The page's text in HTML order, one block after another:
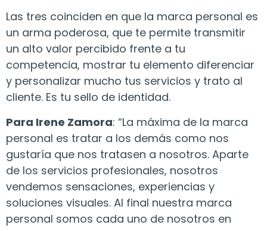
Las tres coinciden en que la marca personal es
un arma poderosa, que te permite transmitir
un alto valor percibido frente a tu
competencia, mostrar tu elemento diferenciar
y personalizar mucho tus servicios y trato al
cliente. Es tu sello de identidad.
Para Irene Zamora: “La máxima de la marca
personal es tratar a los demás como nos
gustaría que nos tratasen a nosotros. Aparte
de los servicios profesionales, nosotros
vendemos sensaciones, experiencias y
soluciones visuales. Al final nuestra marca
personal somos cada uno de nosotros en